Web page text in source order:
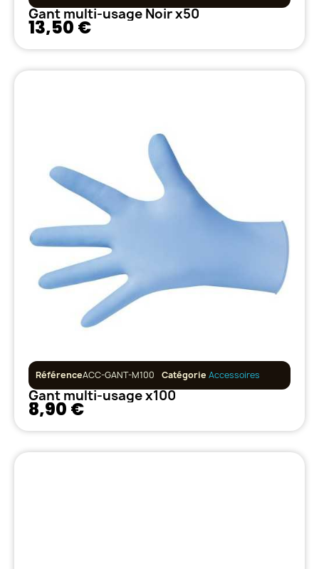
Gant multi-usage Noir x50
13,50 €
RéférenceACC-GANT-M100 Catégorie Accessoires
Gant multi-usage x100
8,90 €